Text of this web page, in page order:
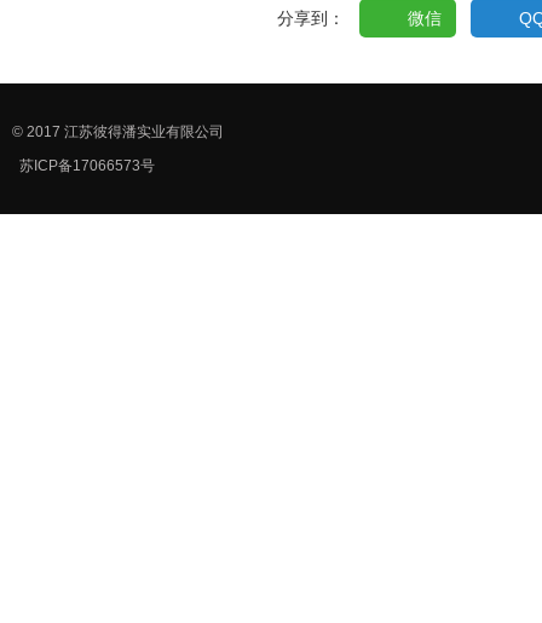
分享到： 微信
© 2017 江苏彼得潘实业有限公司
苏ICP备17066573号